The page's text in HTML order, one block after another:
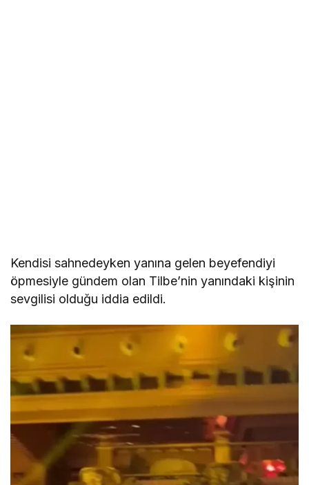
Kendisi sahnedeyken yanına gelen beyefendiyi
öpmesiyle gündem olan Tilbe’nin yanındaki kişinin
sevgilisi olduğu iddia edildi.